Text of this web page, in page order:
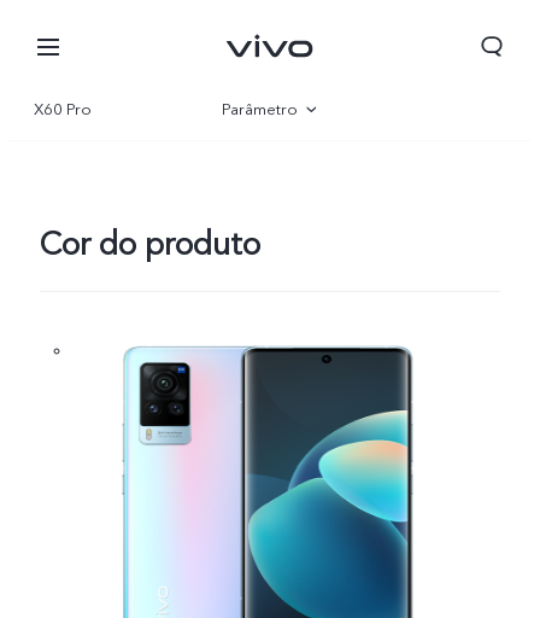
X60 Pro Parâmetro
Cor do produto